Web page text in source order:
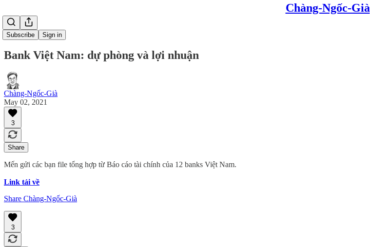
Chàng-Ngốc-Già
Subscribe Sign in
Bank Việt Nam: dự phòng và lợi nhuận
Chàng-Ngốc-Già
May 02, 2021
3
Share
Mến gửi các bạn file tổng hợp từ Báo cáo tài chính của 12 banks Việt Nam.
Link tải về
Share Chàng-Ngốc-Già
3